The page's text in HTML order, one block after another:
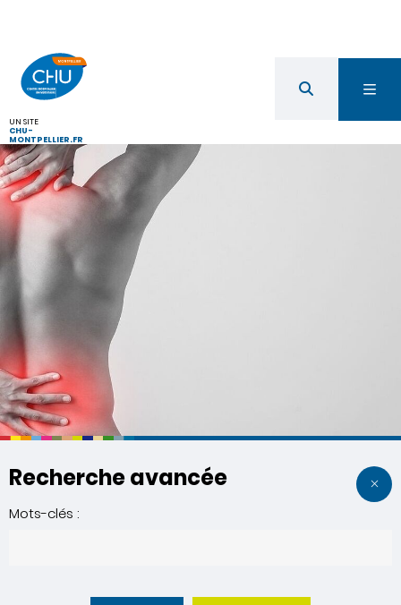
UN SITE
CHU-
MONTPELLIER.FR
Recherche avancée
Mots-clés :